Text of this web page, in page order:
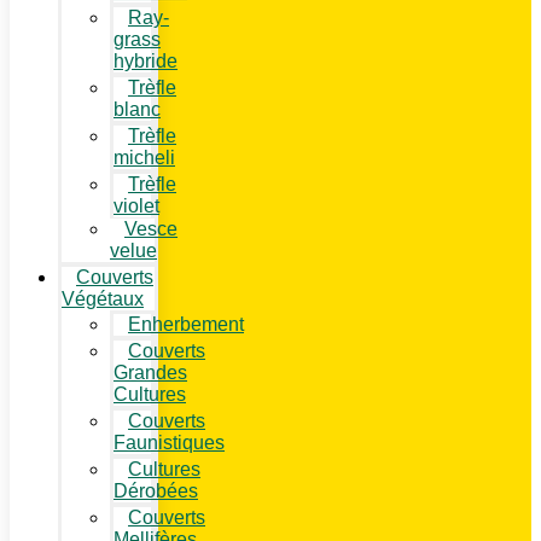
Ray-
grass
hybride
Trèfle
blanc
Trèfle
micheli
Trèfle
violet
Vesce
velue
Couverts
Végétaux
Enherbement
Couverts
Grandes
Cultures
Couverts
Faunistiques
Cultures
Dérobées
Couverts